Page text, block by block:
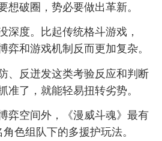
想破圈，势必要做出革新。
度。比起传统格斗游戏，
弈和游戏机制反而更加复杂。
反迸发这类考验反应和判断
准了，就能轻易扭转劣势。
空间外，《漫威斗魂》最有
色组队下的多援护玩法。